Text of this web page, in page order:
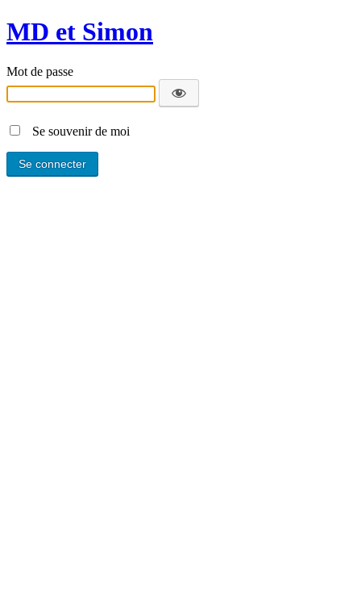
MD et Simon
Mot de passe
Se souvenir de moi